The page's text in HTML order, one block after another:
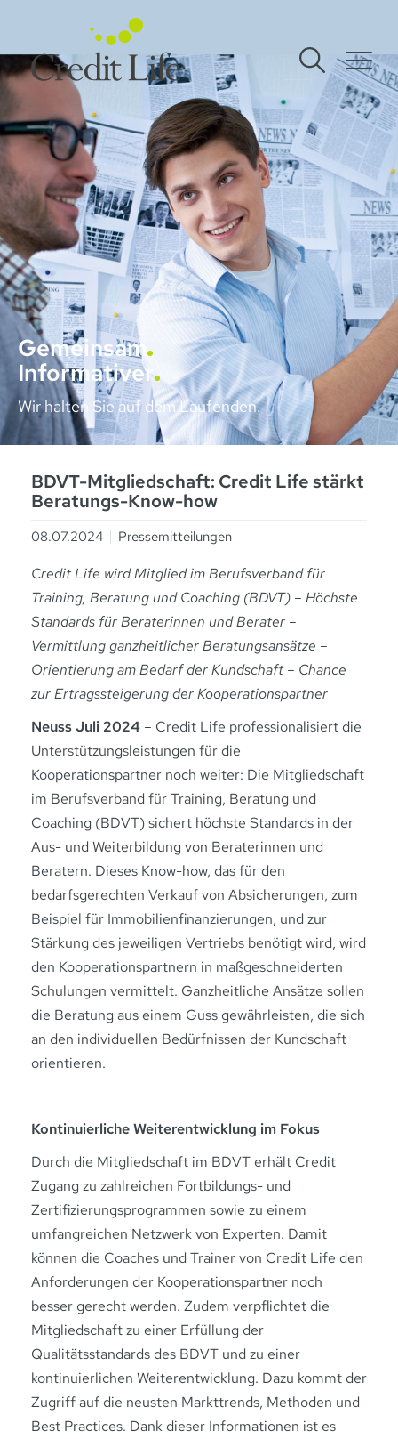
Gemeinsam
Informativer
Wir halten Sie auf dem Laufenden.
BDVT-Mitgliedschaft: Credit Life stärkt
Beratungs-Know-how
08.07.2024 Pressemitteilungen
Credit Life wird Mitglied im Berufsverband für
Training, Beratung und Coaching (BDVT) – Höchste
Standards für Beraterinnen und Berater –
Vermittlung ganzheitlicher Beratungsansätze –
Orientierung am Bedarf der Kundschaft – Chance
zur Ertragssteigerung der Kooperationspartner
Neuss Juli 2024 – Credit Life professionalisiert die
Unterstützungsleistungen für die
Kooperationspartner noch weiter: Die Mitgliedschaft
im Berufsverband für Training, Beratung und
Coaching (BDVT) sichert höchste Standards in der
Aus- und Weiterbildung von Beraterinnen und
Beratern. Dieses Know-how, das für den
bedarfsgerechten Verkauf von Absicherungen, zum
Beispiel für Immobilienfinanzierungen, und zur
Stärkung des jeweiligen Vertriebs benötigt wird, wird
den Kooperationspartnern in maßgeschneiderten
Schulungen vermittelt. Ganzheitliche Ansätze sollen
die Beratung aus einem Guss gewährleisten, die sich
an den individuellen Bedürfnissen der Kundschaft
orientieren.
Kontinuierliche Weiterentwicklung im Fokus
Durch die Mitgliedschaft im BDVT erhält Credit
Zugang zu zahlreichen Fortbildungs- und
Zertifizierungsprogrammen sowie zu einem
umfangreichen Netzwerk von Experten. Damit
können die Coaches und Trainer von Credit Life den
Anforderungen der Kooperationspartner noch
besser gerecht werden. Zudem verpflichtet die
Mitgliedschaft zu einer Erfüllung der
Qualitätsstandards des BDVT und zu einer
kontinuierlichen Weiterentwicklung. Dazu kommt der
Zugriff auf die neusten Markttrends, Methoden und
Best Practices. Dank dieser Informationen ist es